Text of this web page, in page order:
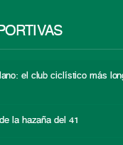
el club ciclístico más
la hazaña del 41